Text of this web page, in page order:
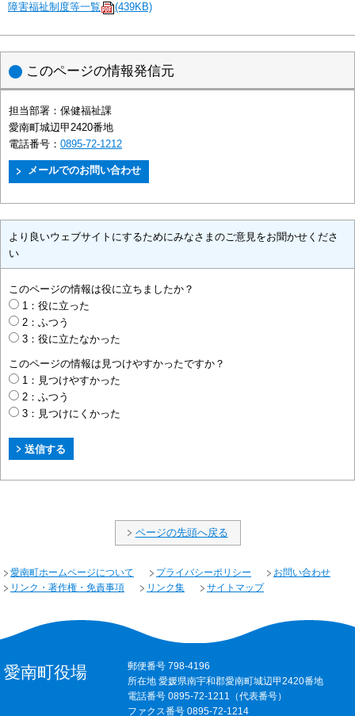
障害福祉制度等一覧 (439KB)
このページの情報発信元
担当部署： 保健福祉課
愛南町城辺甲2420番地
電話番号： 0895-72-1212
より良いウェブサイトにするためにみなさまのご意見をお聞かせくださ
い
このページの情報は役に立ちましたか？
1：役に立った
2：ふつう
3：役に立たなかった
このページの情報は見つけやすかったですか？
1：見つけやすかった
2：ふつう
3：見つけにくかった
ページの先頭へ戻る
愛南町ホームページについて プライバシーポリシー
お問い合わせ
リンク・著作権・免責事項
リンク集 サイトマップ
愛南町役場
郵便番号 798-4196
所在地 愛媛県南宇和郡愛南町城辺甲2420番地
電話番号 0895-72-1211（代表番号）
ファクス番号 0895-72-1214